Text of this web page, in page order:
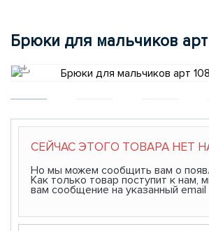
Брюки для мальчиков
СЕЙЧАС ЭТОГО ТОВАРА НЕТ
Но мы можем сообщить вам о
Как только товар поступит к нам,
вам сообщение на указанный email